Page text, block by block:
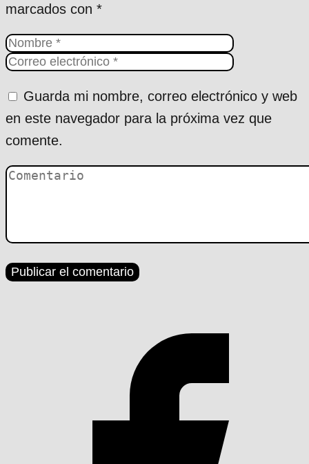
marcados con *
Guarda mi nombre, correo electrónico y web
en este navegador para la próxima vez que
comente.